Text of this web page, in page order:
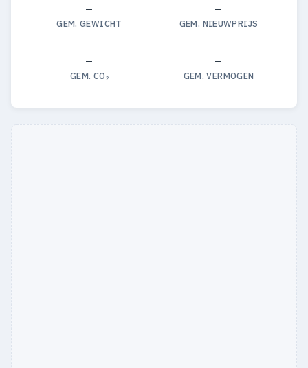
—
GEM. GEWICHT
—
GEM. NIEUWPRIJS
—
GEM. CO₂
—
GEM. VERMOGEN